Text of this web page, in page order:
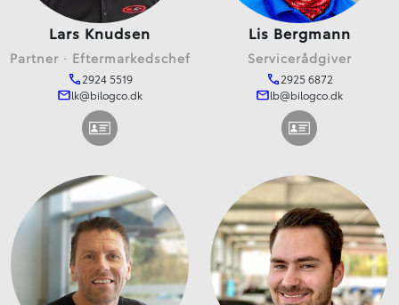
Lars Knudsen
Partner · Eftermarkedschef
2924 5519
lk@bilogco.dk
Lis Bergmann
Servicerådgiver
2925 6872
lb@bilogco.dk